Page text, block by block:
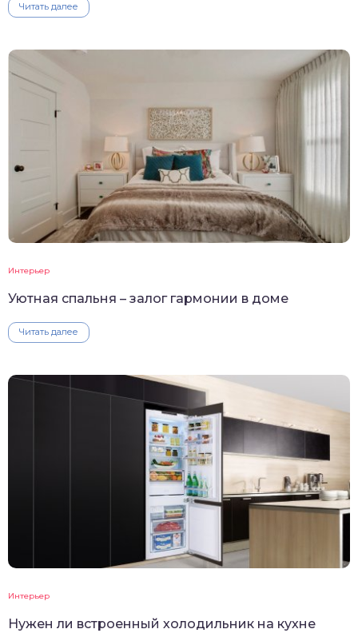
Читать далее
Интерьер
Уютная спальня – залог гармонии в доме
Читать далее
Интерьер
Нужен ли встроенный холодильник на кухне